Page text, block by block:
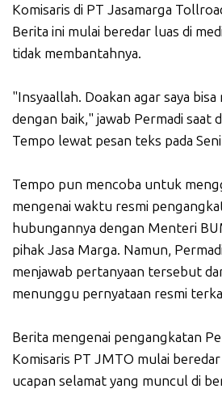
Komisaris di PT Jasamarga
Berita ini mulai beredar luas di
tidak membantahnya.
"Insyaallah. Doakan agar saya
dengan baik," jawab Permadi saat
Tempo lewat pesan teks pada
Tempo pun mencoba untuk
mengenai waktu resmi
hubungannya dengan Menteri
pihak Jasa Marga. Namun,
menjawab pertanyaan tersebut
menunggu pernyataan resmi
Berita mengenai pengangkatan
Komisaris PT JMTO mulai
ucapan selamat yang muncul di